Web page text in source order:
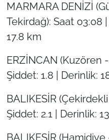
MARMARA DENİZİ
Tekirdağ): Saat 03:08
17.8 km
ERZİNCAN (Kuzören -
Şiddet: 1.8 | Derinlik:
BALIKESİR
Şiddet: 2.1 | Derinlik: